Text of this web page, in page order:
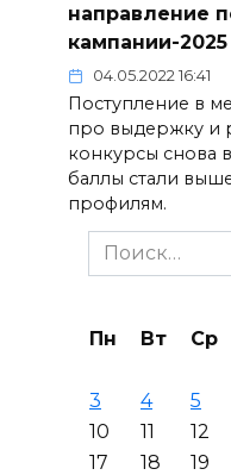
направление
кампании-2025
04.05.2022 16:41
Поступление в
про выдержку и
конкурсы снова
баллы стали
профилям.
Search
for:
Пн Вт Ср
3
4 5
10
11 12
17
18 19